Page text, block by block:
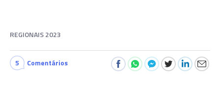
REGIONAIS 2023
5 Comentários